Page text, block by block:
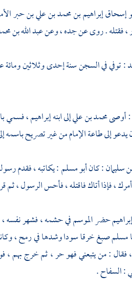
إسحاق إبراهيم بن محمد بن علي بن حبر
، فقتله . روى عن جده ، وعنعبد الله بن
: توفي في السجن سنة إحدى وثلاثين ومائة
: أوصىمحمد بن عليإلى ابنهإبراهيم، فسمي
يدعو إلى طاعة الإمام من غير تصريح باسمه
سليمان: كانأبو مسلم: يكاتبه ، فقدم
، فإذا أتاك فاقتله ، فأحس الرسول ، ثم
إبراهيمحضر الموسم في حشمه ، فشهر نفسه ،
مسلمصبغ خرقا سودا وشدها في رمح ،
، فقال : من يتبعني فهو حر ، ثم خرج بهم ،
:السفاح.